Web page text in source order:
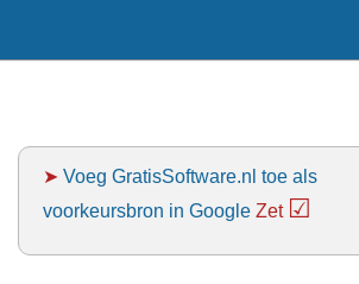
➤Voeg GratisSoftware.nl toe als
voorkeursbron in Google Zet ☑